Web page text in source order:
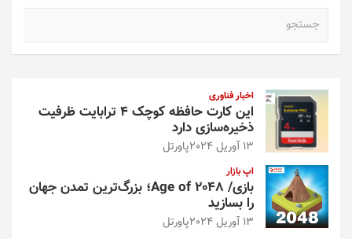
اخبار فناوری
این کارت حافظه کوچک ۴ ترابایت ظرفیت
ذخیره‌سازی دارد
13 آوریل 2024 پاورتل
اپ بازار
بازی/ Age of 2048؛ بزرگ‌ترین تمدن جهان
را بسازید
13 آوریل 2024 پاورتل